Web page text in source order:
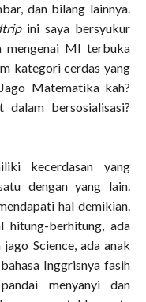
dan bilang lainnya.
ini saya bersyukur
mengenai MI terbuka
kategori cerdas yang
Matematika kah?
bersosialisasi?
kecerdasan yang
dengan yang lain.
hal demikian.
hitung-berhitung, ada
Science, ada anak
Inggrisnya fasih
menyanyi dan